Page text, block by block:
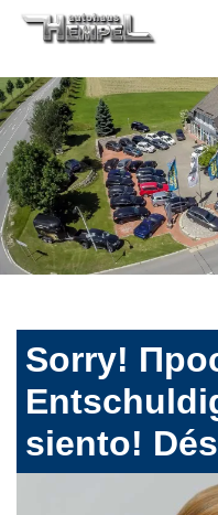
Sorry!
siento!